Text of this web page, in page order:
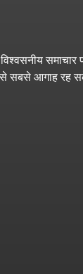
समाचार
से सबसे आगाह रह